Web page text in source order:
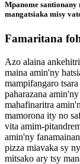
Mpanome
mangatsiaka misy
Famaritana
Azo alaina
maina amin'ny
mampifangaro
paharazana
mahafinaritra
mamorona ity no
vita amim-
amin'ny
pizza miavaka sy
mitsako ary tsy